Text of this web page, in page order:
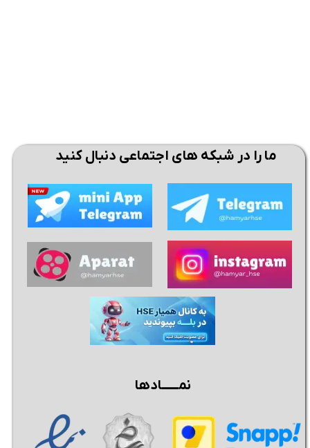
ما را در شبکه های اجتماعی دنبال کنید
نمــــــادها